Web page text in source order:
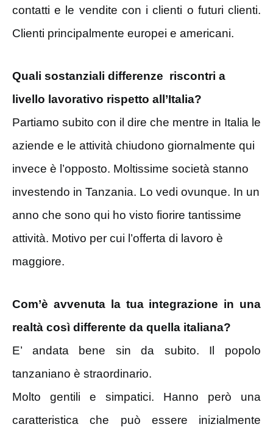
contatti e le vendite con i clienti o futuri clienti.
Clienti principalmente europei e americani.
Quali sostanziali differenze riscontri a
livello lavorativo rispetto all’Italia?
Partiamo subito con il dire che mentre in Italia le
aziende e le attività chiudono giornalmente qui
invece è l’opposto. Moltissime società stanno
investendo in Tanzania. Lo vedi ovunque. In un
anno che sono qui ho visto fiorire tantissime
attività. Motivo per cui l’offerta di lavoro è
maggiore.
Com’è avvenuta la tua integrazione in una
realtà così differente da quella italiana?
E’ andata bene sin da subito. Il popolo
tanzaniano è straordinario.
Molto gentili e simpatici. Hanno però una
caratteristica che può essere inizialmente